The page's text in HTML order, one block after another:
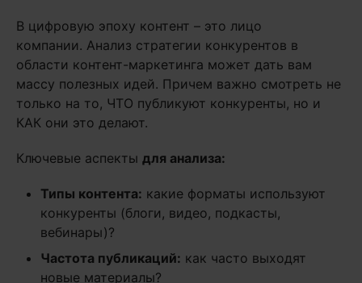
В цифровую эпоху контент – это лицо
компании. Анализ стратегии конкурентов в
области контент-маркетинга может дать вам
массу полезных идей. Причем важно смотреть не
только на то, ЧТО публикуют конкуренты, но и
КАК они это делают.
Ключевые аспекты для анализа:
Типы контента: какие форматы используют
конкуренты (блоги, видео, подкасты,
вебинары)?
Частота публикаций: как часто выходят
новые материалы?